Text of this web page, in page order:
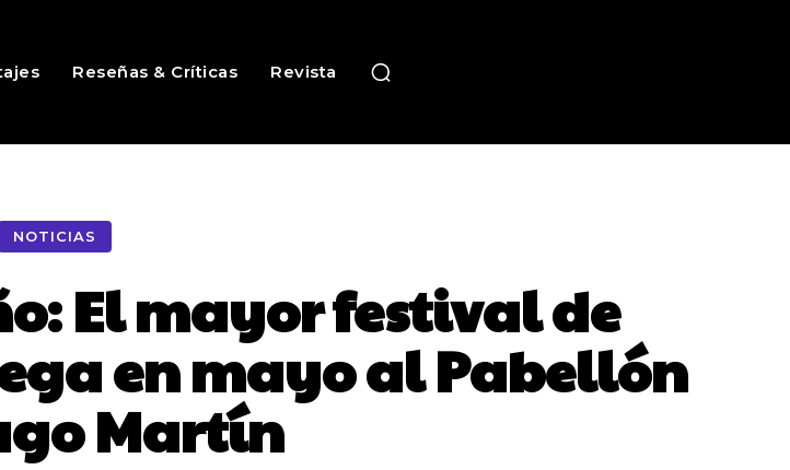
Reseñas & Críticas Revista
NOTICIAS
El mayor festival de
en mayo al Pabellón
Martín